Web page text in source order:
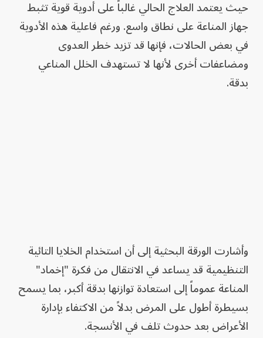
حيث يعتمد العلاج الحالي غالباً على أدوية قوية تثبط
جهاز المناعة على نطاق واسع. ورغم فاعلية هذه الأدوية
في بعض الحالات، فإنها قد تزيد خطر العدوى
ومضاعفات أخرى لأنها لا تستهدف الخلل المناعي
بدقة.
وأشارت الورقة البحثية إلى أن استخدام الخلايا التائية
التنظيمية قد يساعد في الانتقال من فكرة "إخماد"
المناعة عموماً إلى استعادة توازنها بدقة أكبر، بما يسمح
بسيطرة أطول على المرض بدلاً من الاكتفاء بإدارة
الأعراض بعد حدوث تلف في الأنسجة.